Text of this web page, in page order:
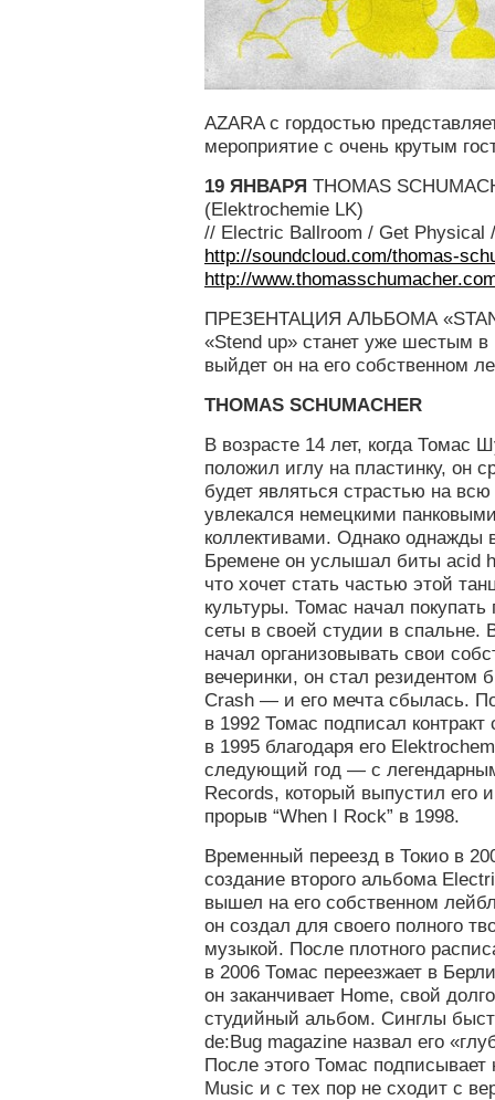
AZARA с гордостью
мероприятие с очень крутым
19 ЯНВАРЯ THOMAS
(Elektrochemie LK)
// Electric Ballroom / Get Physical
http://soundcloud.com/thomas-
http://
ПРЕЗЕНТАЦИЯ АЛЬБОМА
«Stend up» станет уже шестым в
выйдет он на его собственном
THOMAS SCHUMACHER
В возрасте 14 лет, когда Томас
положил иглу на пластинку, он
будет являться страстью на
увлекался немецкими
коллективами. Однако однажды
Бремене он услышал биты acid
что хочет стать частью этой
культуры. Томас начал покупать
сеты в своей студии в спальне.
начал организовывать свои
вечеринки, он стал резидентом
Crash — и его мечта сбылась.
в 1992 Томас подписал
в 1995 благодаря его
следующий год — с
Records, который выпустил его
прорыв “When I Rock” в 1998.
Временный переезд в Токио в
создание второго альбома
вышел на его собственном
он создал для своего полного
музыкой. После плотного
в 2006 Томас переезжает в
он заканчивает Home, свой
студийный альбом. Синглы
de:Bug magazine назвал его
После этого Томас подписывает
Music и с тех пор не сходит с